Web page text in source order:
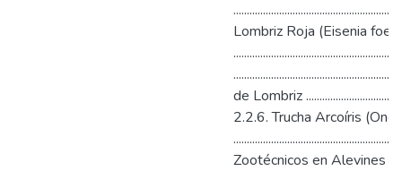
Lombriz Roja (Eisenia
de Lombriz
2.2.6. Trucha Arcoíris
Zootécnicos en Alevines